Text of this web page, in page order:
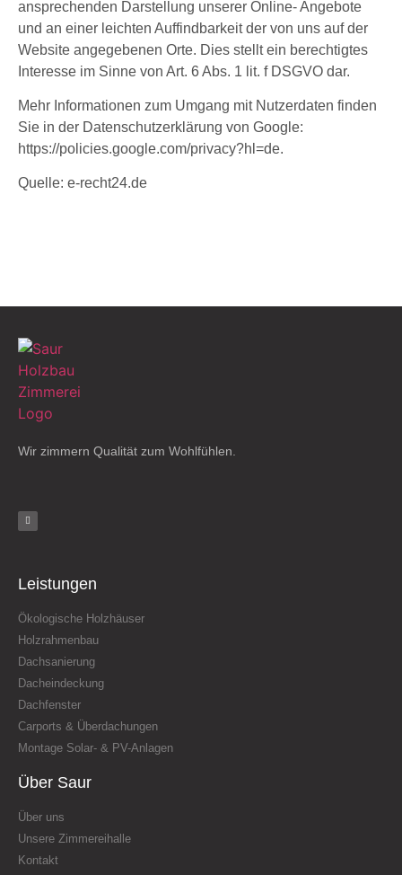
ansprechenden Darstellung unserer Online- Angebote
und an einer leichten Auffindbarkeit der von uns auf der
Website angegebenen Orte. Dies stellt ein berechtigtes
Interesse im Sinne von Art. 6 Abs. 1 lit. f DSGVO dar.
Mehr Informationen zum Umgang mit Nutzerdaten finden
Sie in der Datenschutzerklärung von Google:
https://policies.google.com/privacy?hl=de.
Quelle: e-recht24.de
Wir zimmern Qualität zum Wohlfühlen.
Leistungen
Ökologische Holzhäuser
Holzrahmenbau
Dachsanierung
Dacheindeckung
Dachfenster
Carports & Überdachungen
Montage Solar- & PV-Anlagen
Über Saur
Über uns
Unsere Zimmereihalle
Kontakt